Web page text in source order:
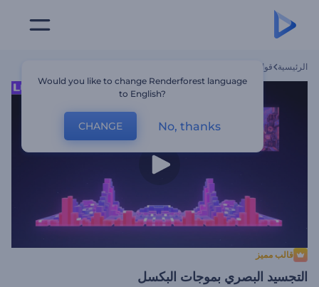
الرئيسية قوالب
قالب مميز
التجسيد البصري بموجات البكسل
Would you like to change Renderforest language
to English?
CHANGE No, thanks